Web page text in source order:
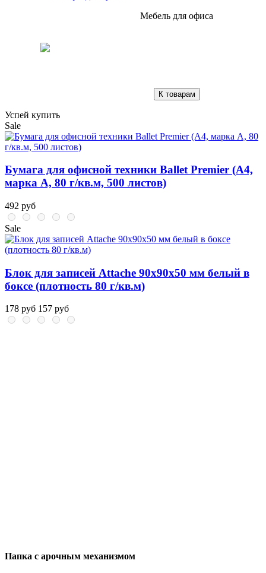
Мебель для офиса
К товарам
Успей купить
Sale
Бумага для офисной техники Ballet Premier (А4,
марка A, 80 г/кв.м, 500 листов)
492 руб
Sale
Блок для записей Attache 90x90x50 мм белый в
боксе (плотность 80 г/кв.м)
178 руб 157 руб
Папка с арочным механизмом